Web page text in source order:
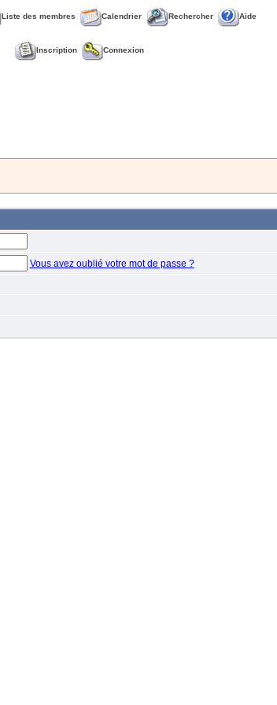
Liste des membres Calendrier Rechercher Aide
Inscription Connexion
Vous avez oublié votre mot de passe ?